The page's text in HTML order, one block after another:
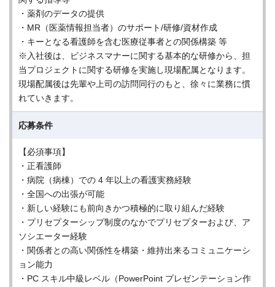
・薬剤のデータの提供
・MR（医薬情報担当者）のサポート/研修/資材作成
・キーとなる看護師を含む医療従事者との関係構築 等
※入社後は、ビジネスマナーに関する基本的な研修から、担
当プロジェクトに関する研修を実施し現場配属となります。
現場配属後は先輩や上司の訪問同行のもと、徐々に業務に慣
れていきます。
応募条件
【必須事項】
・正看護師
・病院（病棟）での 4 年以上の看護実務経験
・全国への出張が可能
・新しい経験にも前向きかつ積極的に取り組んだ経験
・プリセプターシップ制度のなかでプリセプターおよび、ア
ソシエーター経験
・関係者との高い関係性を構築・維持出来るコミュニケーシ
ョン能力
・PC スキル中級レベル（PowerPoint プレゼンテーション作